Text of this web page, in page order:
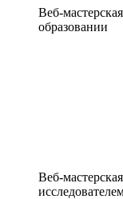
Веб-
образовании
Веб-